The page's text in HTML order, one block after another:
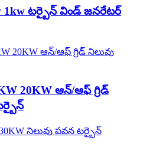
1kw టర్బైన్ విండ్ జనరేటర్
20KW ఆన్/ఆఫ్ గ్రిడ్